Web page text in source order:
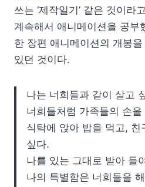
쓰는 ‘제작일기’ 같은 것이라
계속해서 애니메이션을 공부
한 장편 애니메이션의 개봉을
있던 것이다.
나는 너희들과 같이 살고
너희들처럼 가족들의 손
식탁에 앉아 밥을 먹고, 친
싶다.
나를 있는 그대로 받아 들
나의 특별함은 너희들을